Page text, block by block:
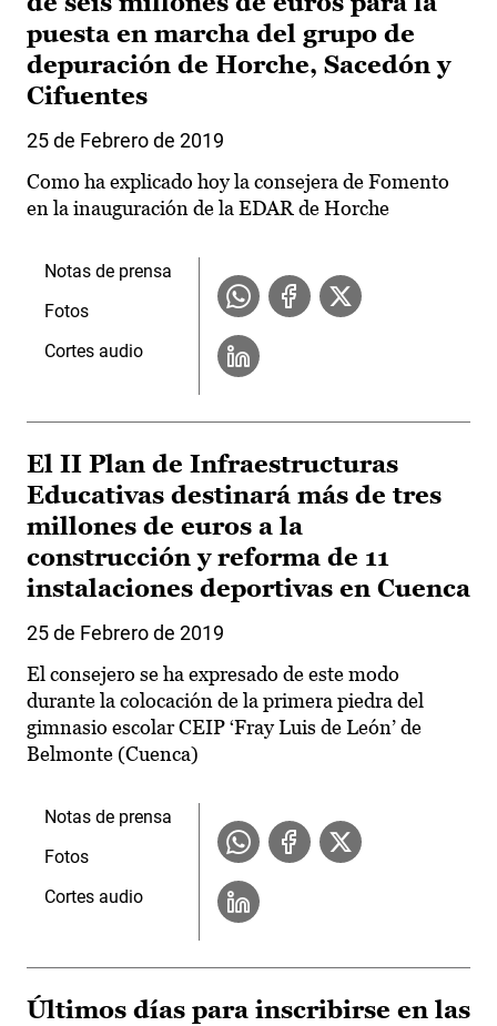
puesta en marcha del grupo de
depuración de Horche, Sacedón y
Cifuentes
25 de Febrero de 2019
Como ha explicado hoy la consejera de Fomento
en la inauguración de la EDAR de Horche
Notas de prensa
Fotos
Cortes audio
El II Plan de Infraestructuras
Educativas destinará más de tres
millones de euros a la
construcción y reforma de 11
instalaciones deportivas en Cuenca
25 de Febrero de 2019
El consejero se ha expresado de este modo
durante la colocación de la primera piedra del
gimnasio escolar CEIP ‘Fray Luis de León’ de
Belmonte (Cuenca)
Notas de prensa
Fotos
Cortes audio
Últimos días para inscribirse en las